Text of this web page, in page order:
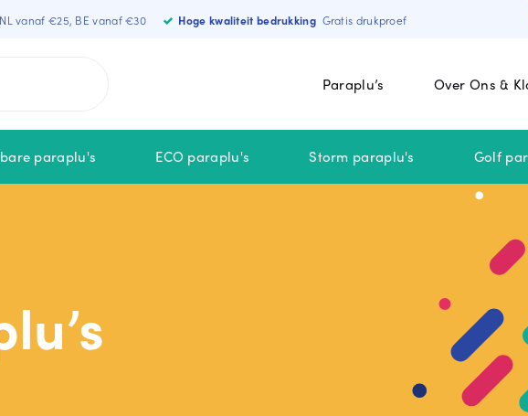
NL vanaf €25, BE vanaf €30 Hoge kwaliteit bedrukking Gratis drukproef
Paraplu’s Over Ons &
paraplu's ECO paraplu's Storm paraplu's Golf
Falconetti